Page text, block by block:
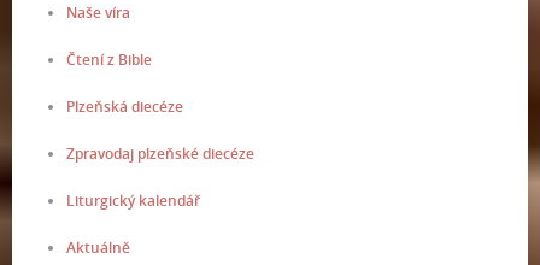
Naše víra
Čtení z Bible
Plzeňská diecéze
Zpravodaj plzeňské diecéze
Liturgický kalendář
Aktuálně